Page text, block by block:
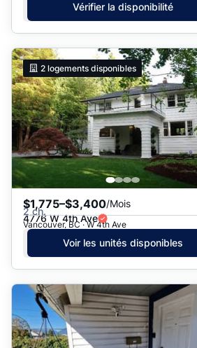
Vérifier la disponibilité
2 logements disponibles
$1,775–$3,400/Mois
2 ch.
4776 W 4th Ave
Vancouver, BC · W 4th Ave
Voir les unités disponibles